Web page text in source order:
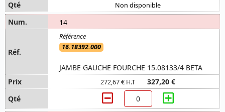
Non disponible
14
16.18392.000
JAMBE GAUCHE FOURCHE 15.08133/4 BETA
272,67 € H.T 327,20 €